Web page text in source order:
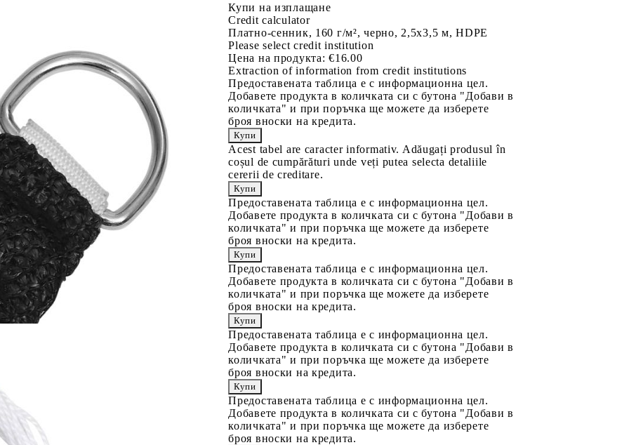
Купи на изплащане
Credit calculator
Платно-сенник, 160 г/м², черно, 2,5x3,5 м, HDPE
Please select credit institution
Цена на продукта: €16.00
Extraction of information from credit institutions
Предоставената таблица е с информационна цел.
Добавете продукта в количката си с бутона "Добави в
количката" и при поръчка ще можете да изберете
броя вноски на кредита.
Acest tabel are caracter informativ. Adăugați produsul în
coșul de cumpărături unde veți putea selecta detaliile
cererii de creditare.
Предоставената таблица е с информационна цел.
Добавете продукта в количката си с бутона "Добави в
количката" и при поръчка ще можете да изберете
броя вноски на кредита.
Предоставената таблица е с информационна цел.
Добавете продукта в количката си с бутона "Добави в
количката" и при поръчка ще можете да изберете
броя вноски на кредита.
Предоставената таблица е с информационна цел.
Добавете продукта в количката си с бутона "Добави в
количката" и при поръчка ще можете да изберете
броя вноски на кредита.
Предоставената таблица е с информационна цел.
Добавете продукта в количката си с бутона "Добави в
количката" и при поръчка ще можете да изберете
броя вноски на кредита.